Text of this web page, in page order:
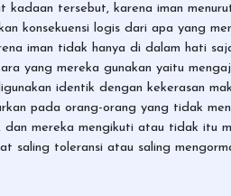
tersebut, karena iman
konsekuensi logis dari apa yang
iman tidak hanya di dalam hati
yang mereka gunakan yaitu
identik dengan kekerasan
pada orang-orang yang tidak
mereka mengikuti atau tidak itu
saling toleransi atau saling